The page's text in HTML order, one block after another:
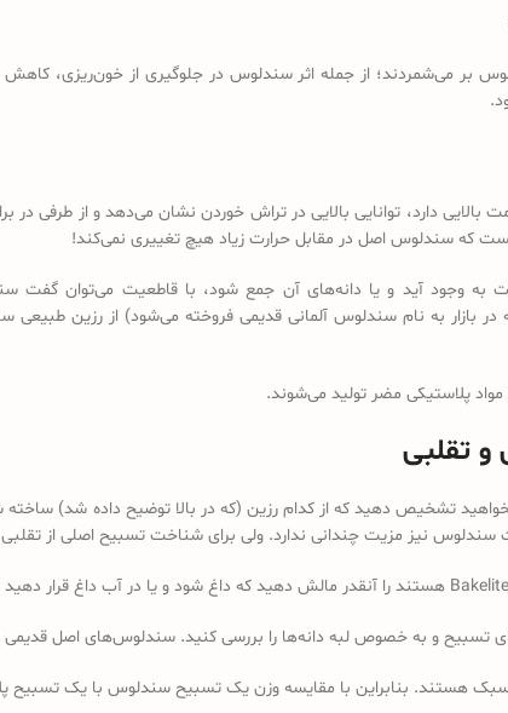
بر می‌شمردند؛ از جمله اثر سندلوس در جلوگیری از خون‌ریزی،
دارد، توانایی بالایی در تراش خوردن نشان می‌دهد و از طرفی
که سندلوس اصل در مقابل حرارت زیاد هیچ تغییری نمی‌کند!
به وجود آید و یا دانه‌های آن جمع شود، با قاطعیت
پلاستیکی مضر تولید می‌شوند.
تقلبی
تشخیص دهید که از کدام رزین (که در بالا توضیح داده شد)
نیز مزیت چندانی ندارد. ولی برای شناخت تسبیح اصلی از تقلبی
تسبیح و به خصوص لبه دانه‌ها را بررسی کنید. سندلوس‌های اصل قدیمی
هستند. بنابراین با مقایسه وزن یک تسبیح سندلوس با یک تسبیح